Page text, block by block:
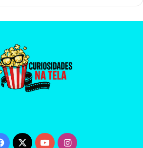
Facebook
X YouTubeInstagram